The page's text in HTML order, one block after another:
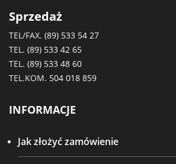
Sprzedaż
TEL/FAX. (89) 533 54 27
TEL. (89) 533 42 65
TEL. (89) 533 48 60
TEL.KOM. 504 018 859
INFORMACJE
Jak złożyć zamówienie